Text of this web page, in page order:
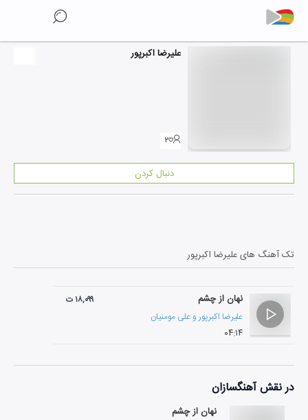
علیرضا اکبرپور
۲
دنبال کردن
تک آهنگ هایعلیرضا اکبرپور
نهان از چشم
علیرضا اکبرپور و علی مومنیان
۰۴:۱۴
۱۸,۰۹۹ ت
در نقشآهنگسازان
نهان از چشم